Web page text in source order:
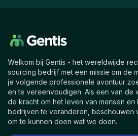
Welkom bij Gentis - het wereldwijde
sourcing bedrijf met een missie om de
je volgende professionele avontuur
en te vereenvoudigen. Als een van de
de kracht om het leven van mensen en
bedrijven te veranderen, beschouwen
om te kunnen doen wat we doen.